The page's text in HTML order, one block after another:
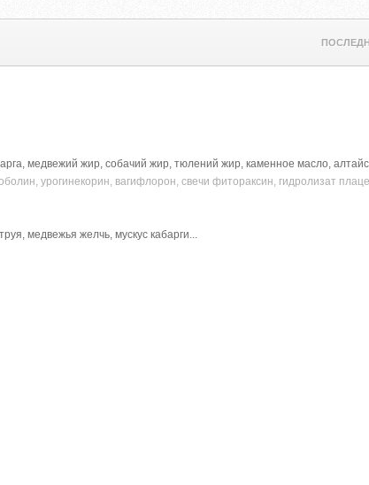
медвежий жир, собачий жир, тюлений жир, каменное масло,
урогинекорин, вагифлорон, свечи фитораксин, гидролизат
медвежья желчь, мускус кабарги...